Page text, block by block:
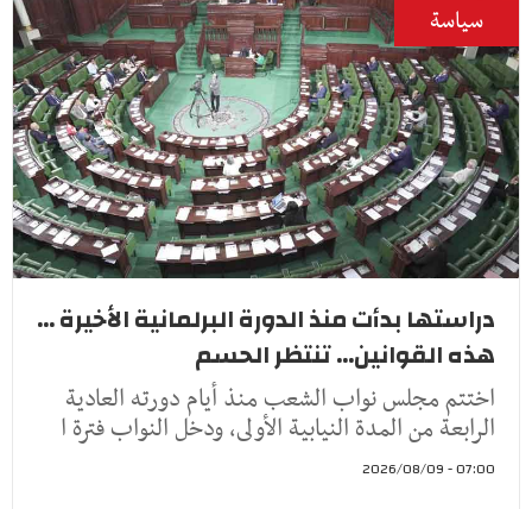
سياسة
دراستها بدأت منذ الدورة البرلمانية الأخيرة ...
هذه القوانين... تنتظر الحسم
اختتم مجلس نواب الشعب منذ أيام دورته العادية
الرابعة من المدة النيابية الأولى، ودخل النواب فترة ا
07:00 - 2026/08/09